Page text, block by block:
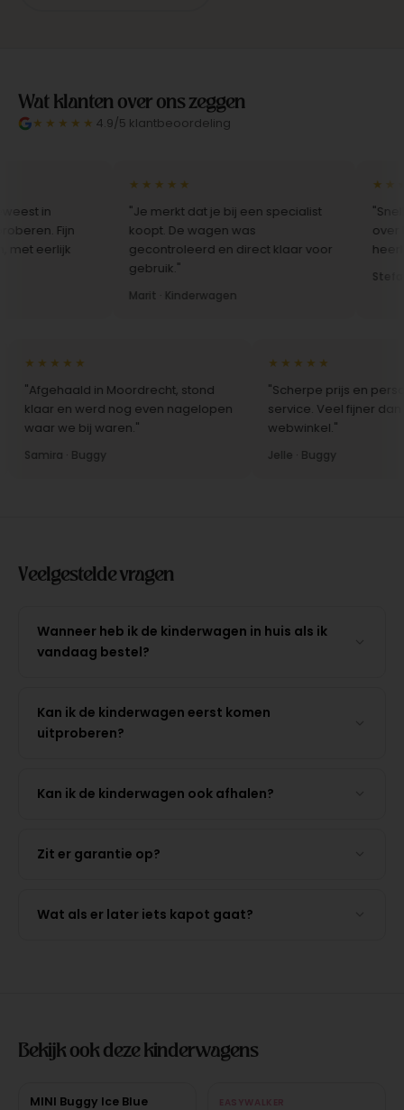
Wat klanten over ons zeggen
★★★★★ 4.9/5 klantbeoordeling
in
Fijn
eerlijk
★★★★★
"Je merkt dat je bij een specialist
koopt. De wagen was
gecontroleerd en direct klaar voor
gebruik."
Marit · Kinderwagen
"Snelle
over het
heerlijk
Stefan ·
★★★★★
"Afgehaald in Moordrecht, stond
klaar en werd nog even nagelopen
waar we bij waren."
Samira · Buggy
★★★★★
"Scherpe prijs en
service. Veel fijner dan
webwinkel."
Jelle · Buggy
Veelgestelde vragen
Wanneer heb ik de kinderwagen in huis als ik
vandaag bestel?
Kan ik de kinderwagen eerst komen
uitproberen?
Kan ik de kinderwagen ook afhalen?
Zit er garantie op?
Wat als er later iets kapot gaat?
Bekijk ook deze kinderwagens
MINI Buggy Ice Blue EASYWALKER